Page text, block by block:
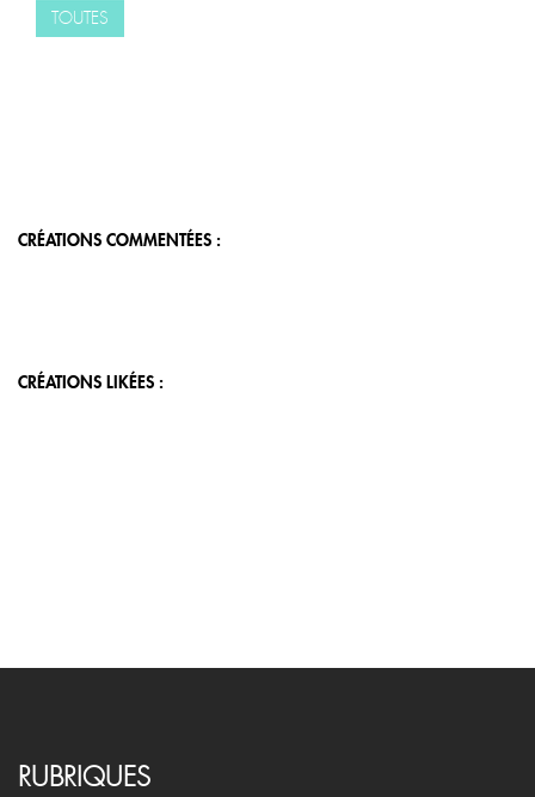
TOUTES
CRÉATIONS COMMENTÉES :
CRÉATIONS LIKÉES :
RUBRIQUES